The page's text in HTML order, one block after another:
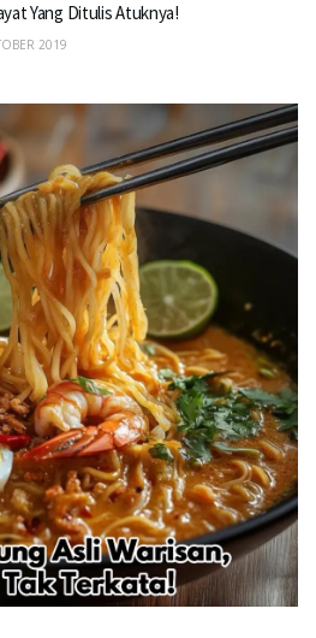
Yang Ditulis Atuknya!
2019